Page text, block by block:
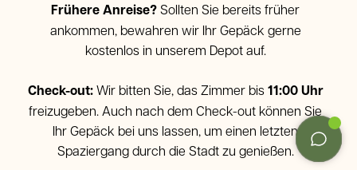
Frühere Anreise?Sollten Sie bereits früher
ankommen, bewahren wir Ihr Gepäck gerne
kostenlos in unserem Depot auf.
Check-out:Wir bitten Sie, das Zimmer bis11:00 Uhr
freizugeben. Auch nach dem Check-out können Sie
Ihr Gepäck bei uns lassen, um einen letzten
Spaziergang durch die Stadt zu genießen.